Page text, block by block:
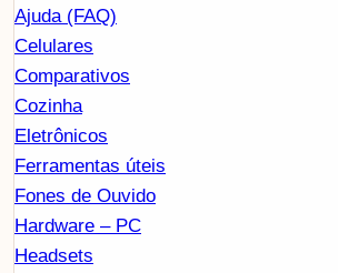
Ajuda (FAQ)
Celulares
Comparativos
Cozinha
Eletrônicos
Ferramentas úteis
Fones de Ouvido
Hardware – PC
Headsets